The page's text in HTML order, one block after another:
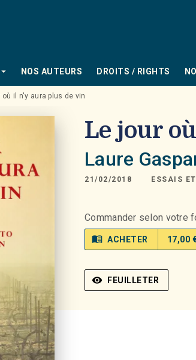
arrow_drop_down NOS AUTEURS DROITS / RIGHTS
où il n'y aura plus de vin
Le jour
Laure
21/02/2018 ESSAIS
Commander selon votre
menu_book ACHETER 17,00
visibility FEUILLETER